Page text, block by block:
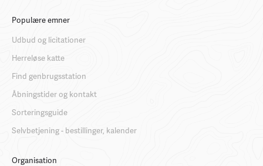
Populære emner
Udbud og licitationer
Herreløse katte
Find genbrugsstation
Åbningstider og kontakt
Sorteringsguide
Selvbetjening - bestillinger, kalender
Organisation